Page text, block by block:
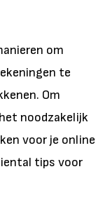
om
te
Om
noodzakelijk
voor je online
tips voor